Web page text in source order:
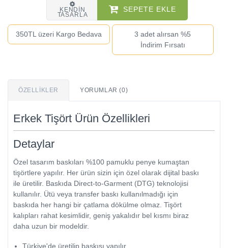
KENDIN
TASARLA
SEPETE EKLE
350TL üzeri Kargo Bedava
3 adet alırsan %5
İndirim Fırsatı
ÖZELLIKLER YORUMLAR (0)
Erkek Tişört Ürün Özellikleri
Detaylar
Özel tasarım baskıları %100 pamuklu penye kumaştan
tişörtlere yapılır. Her ürün sizin için özel olarak dijital baskı
ile üretilir. Baskıda Direct-to-Garment (DTG) teknolojisi
kullanılır. Ütü veya transfer baskı kullanılmadığı için
baskıda her hangi bir çatlama dökülme olmaz. Tişört
kalıpları rahat kesimlidir, geniş yakalıdır bel kısmı biraz
daha uzun bir modeldir.
Türkiye'de üretilip baskısı yapılır.